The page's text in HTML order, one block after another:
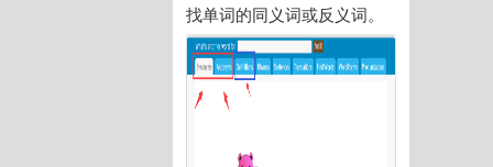
找单词的同义词或反义词。